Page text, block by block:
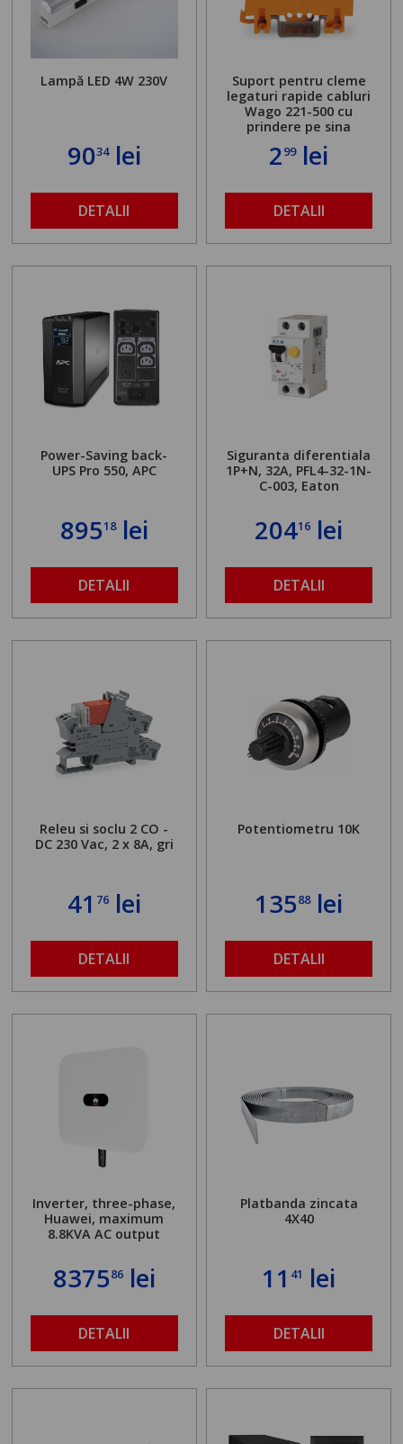
Lampă LED 4W 230V
9034lei
DETALII
Suport pentru cleme
legaturi rapide cabluri
Wago 221-500 cu
prindere pe sina
299lei
DETALII
Power-Saving back-
UPS Pro 550, APC
89518lei
DETALII
Siguranta diferentiala
1P+N, 32A, PFL4-32-1N-
C-003, Eaton
20416 lei
DETALII
Releu si soclu 2 CO -
DC 230 Vac, 2 x 8A, gri
41 76lei
DETALII
Potentiometru 10K
13588lei
DETALII
Inverter, three-phase,
Huawei, maximum
8.8KVA AC output
837586lei
DETALII
Platbanda zincata
4X40
11 41 lei
DETALII